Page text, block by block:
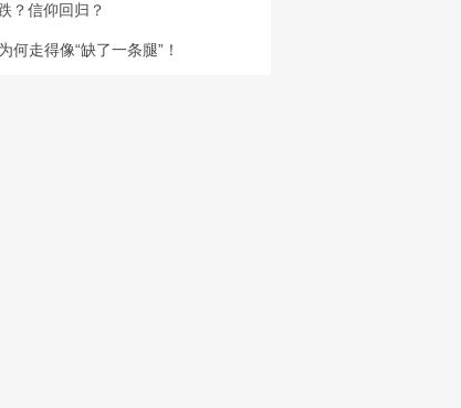
？信仰回归？
何走得像“缺了一条腿”！